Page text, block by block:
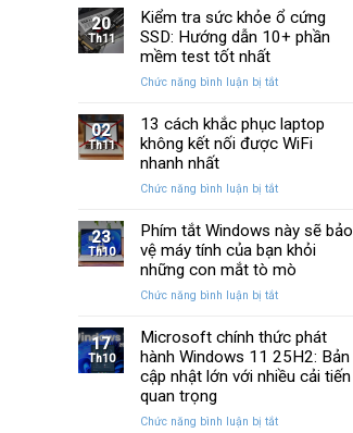
phục
dữ
Trên
Windows
Dẫn
Tiết
Phục
Sự
Chuột
Trên
Windows
Dẫn
Tiết
20
Th11
Kiểm tra sức khỏe ổ cứng
SSD: Hướng dẫn 10+ phần
mềm test tốt nhất
Chức năng bình luận bị tắtở
tra
sức
cứng
Hướng
dẫn
10+
mềm
tốt
nhất
02
Th11
13 cách khắc phục laptop
không kết nối được WiFi
nhanh nhất
Chức năng bình luận bị tắtở
cách
khắc
phục
không
nối
được
WiFi
23
Th10
Phím tắt Windows này sẽ bảo
vệ máy tính của bạn khỏi
những con mắt tò mò
Chức năng bình luận bị tắtở
tắt
Windows
này
sẽ
vệ
17
Th10
Microsoft chính thức phát
hành Windows 11 25H2: Bản
cập nhật lớn với nhiều cải tiến
quan trọng
Chức năng bình luận bị tắtở